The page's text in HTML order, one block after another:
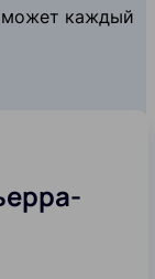
может каждый